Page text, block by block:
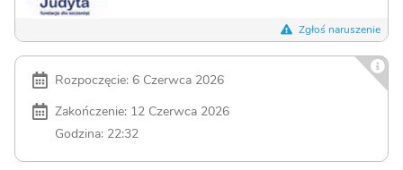
Zgłoś naruszenie
Rozpoczęcie: 6 Czerwca 2026
Zakończenie: 12 Czerwca 2026
Godzina: 22:32